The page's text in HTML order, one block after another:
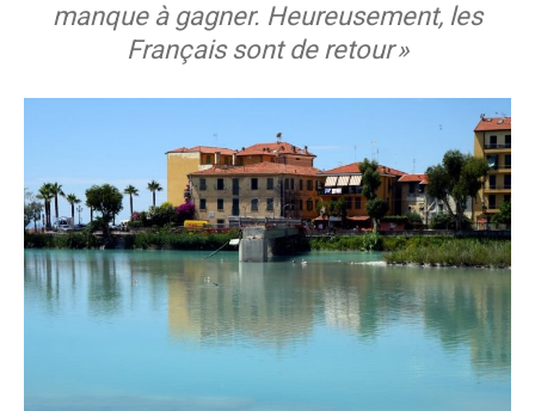
manque à gagner. Heureusement, les
Français sont de retour »